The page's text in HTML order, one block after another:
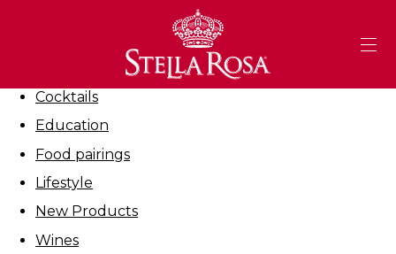
Cocktails
Education
Food pairings
Lifestyle
New Products
Wines